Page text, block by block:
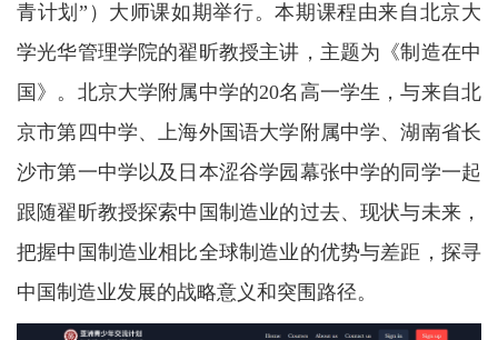
青计划”）大师课如期举行。本期课程由来自北京大
学光华管理学院的翟昕教授主讲，主题为《制造在中
国》。北京大学附属中学的20名高一学生，与来自北
京市第四中学、上海外国语大学附属中学、湖南省长
沙市第一中学以及日本涩谷学园幕张中学的同学一起
跟随翟昕教授探索中国制造业的过去、现状与未来，
把握中国制造业相比全球制造业的优势与差距，探寻
中国制造业发展的战略意义和突围路径。